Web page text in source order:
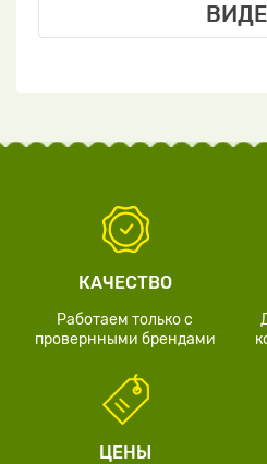
КАЧЕСТВО
Работаем только с
провернными брендами
ЦЕНЫ